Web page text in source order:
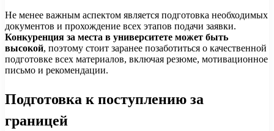
Не менее важным аспектом является подготовка необходимых
документов и прохождение всех этапов подачи заявки.
Конкуренция за места в университете может быть
высокой, поэтому стоит заранее позаботиться о качественной
подготовке всех материалов, включая резюме, мотивационное
письмо и рекомендации.
Подготовка к поступлению за
границей